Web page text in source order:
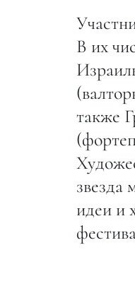
В их
также
звезда
идеи и